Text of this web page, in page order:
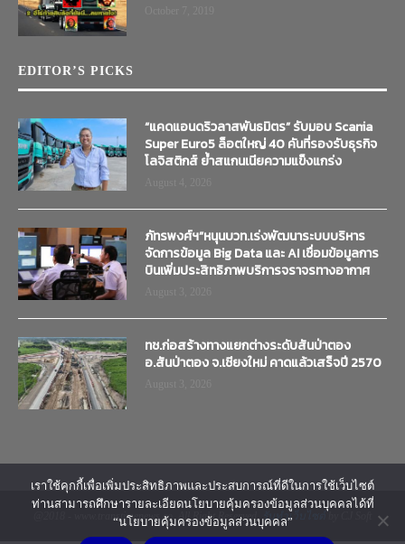
EDITOR’S PICKS
“แคดแอนดริวลาสพันธมิตร” รับมอบ Scania
Super Euro5 ล็อตใหญ่ 40 คันที่รองรับธุรกิจ
โลจิสติกส์ ย้ำสแกนเนียความแข็งแกร่ง
ภัทรพงศ์ฯ”หนุนบวท.เร่งพัฒนาระบบบริหาร
จัดการข้อมูล Big Data และ AI เชื่อมข้อมูลการ
บินเพิ่มประสิทธิภาพบริการจราจรทางอากาศ
ทช.ก่อสร้างทางแยกต่างระดับสันป่าตอง
อ.สันป่าตอง จ.เชียงใหม่ คาดแล้วเสร็จปี 2570
@2018 - www.transtimenews.co. All Right Reserved. รับทำเว็บไซต์
เราใช้คุกกี้เพื่อเพิ่มประสิทธิภาพและประสบการณ์ที่ดีในการใช้เว็บไซต์
ท่านสามารถศึกษารายละเอียดนโยบายคุ้มครองข้อมูลส่วนบุคคลได้ที่
“นโยบายคุ้มครองข้อมูลส่วนบุคคล”